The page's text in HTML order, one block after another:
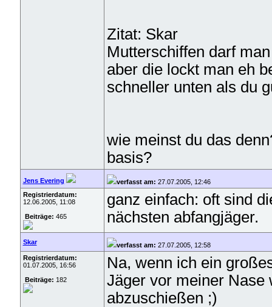
Zitat: Skar
Mutterschiffen darf
aber die lockt man eh
schneller unten als du
wie meinst du das
basis?
Jens Evering verfasst am: 27.07.2005, 12:46
Registrierdatum:
12.06.2005, 11:08
Beiträge: 465
ganz einfach: oft sind
nächsten abfangjäger.
Skar verfasst am: 27.07.2005, 12:58
Registrierdatum:
01.07.2005, 16:56
Beiträge: 182
Na, wenn ich ein
Jäger vor meiner Nase
abzuschießen ;)